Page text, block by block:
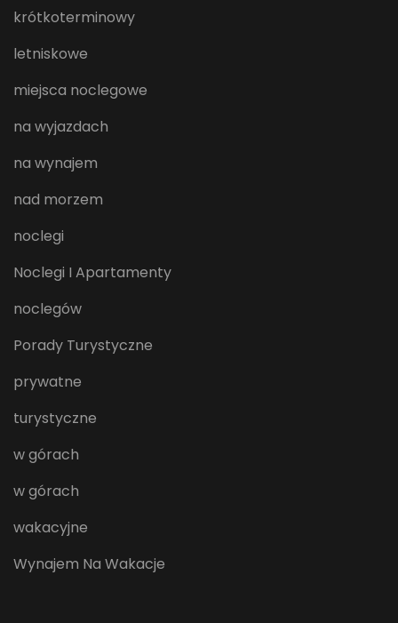
krótkoterminowy
letniskowe
miejsca noclegowe
na wyjazdach
na wynajem
nad morzem
noclegi
Noclegi I Apartamenty
noclegów
Porady Turystyczne
prywatne
turystyczne
w górach
w górach
wakacyjne
Wynajem Na Wakacje